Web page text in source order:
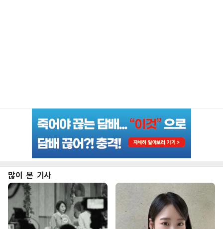
많이 본 기사